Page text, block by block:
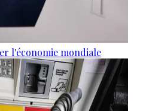
l'économie mondiale